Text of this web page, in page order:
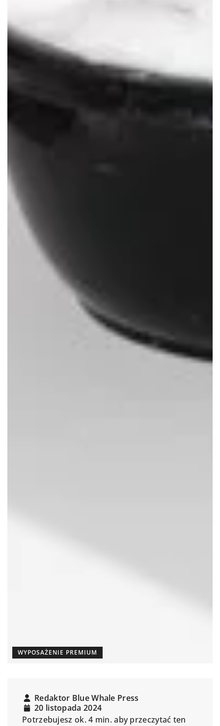
WYPOSAŻENIE PREMIUM
Redaktor Blue Whale Press
20 listopada 2024
Potrzebujesz ok. 4 min. aby przeczytać ten